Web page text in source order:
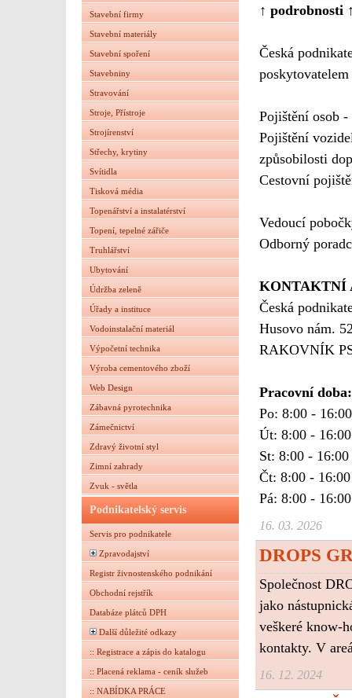
Stavební firmy
Stavební materiály
Stavební spoření
Stavebniny
Stravování
Stroje, Přístroje
Strojírenství
Střechy, krytiny
Svítidla
Tisková média
Topenářství a instalatérství
Topení, tepelné zářiče
Truhlářství
Ubytování
Údržba zeleně
Úřady a instituce
Vodoinstalační materiál
Výpočetní technika
Výroba cementového zboží
Web Design
Zábavná pyrotechnika
Zámečnictví
Zdravý životní styl
Zimní zahrady
Zvuk - světla
Podnikatelský servis
Servis pro podnikatele
Zpravodajství
Registr živnostenského podnikání
Obchodní rejstřík
Databáze plátců DPH
Další důležité odkazy
:: Registrace a zápis do katalogu
:: Placená reklama - ceník služeb
:: NABÍDKA PRÁCE
↑ podrobnosti
Česká
Pojištění osob
Pojištění
způsobilosti
Cestovní
Vedoucí
Odborný
KONTAKTNÍ
Česká
Husovo nám.
RAKOVNÍK
Pracovní doba:
Po: 8:00 -
Út: 8:00 -
St: 8:00 -
Čt: 8:00 -
Pá: 8:00 -
16. 03. 2026
DROPS
Společnost
jako
veškeré know-
kontakty. V
16. 12. 2024